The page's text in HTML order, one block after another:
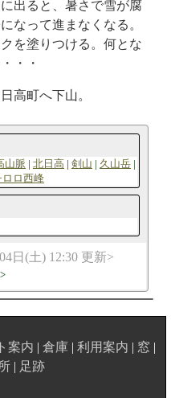
出ると、暑さで雪が腐
なって進まなくなる。
を塗りつける。何とな
・・
高町へ下山。
山脈 北日高 剣山
久山岳
ロロ西峰
日(土) 12:30 更新
案内 倉庫 利用案内
窓
足跡